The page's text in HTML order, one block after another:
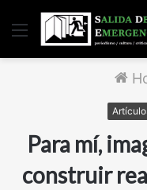
Menu
Para mí,
construir